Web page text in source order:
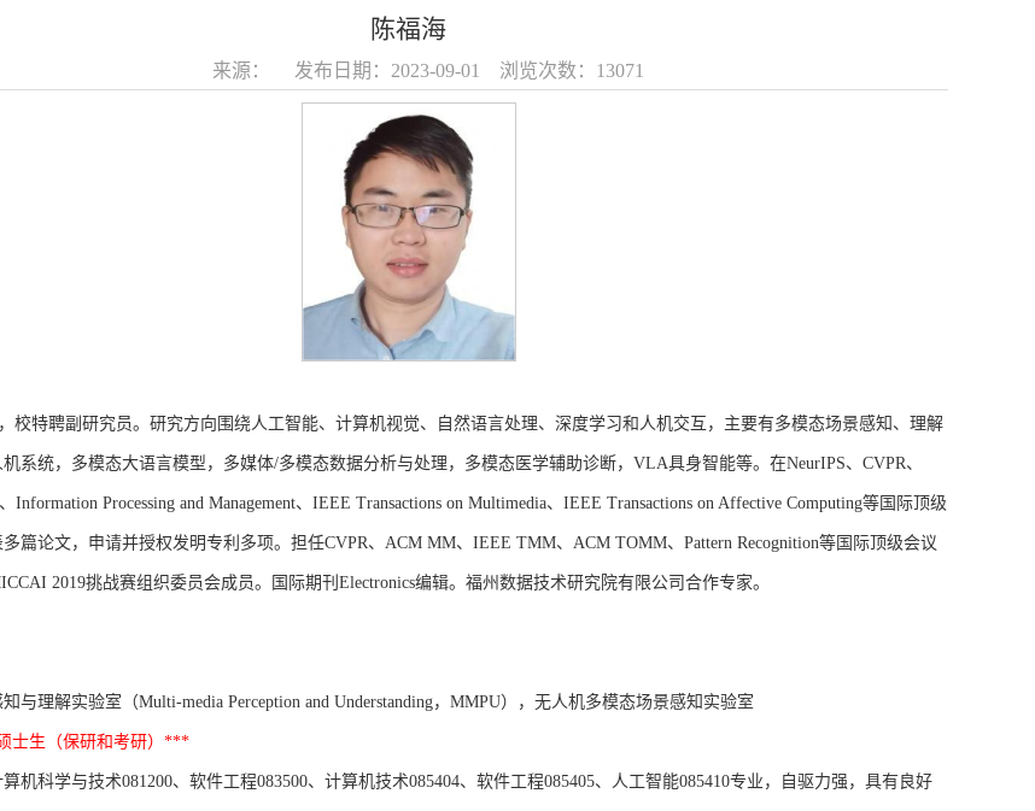
陈福海
来源： 发布日期：2023-09-01 浏览次数： 13071
校特聘副研究员。研究方向 围绕人工智能、计算机视觉、 自然语言处理、深度学习和人机交互，主要有多模态场景感知、理解
系统， 多模态大语言模型 ， 多媒体/多模态数据分析与处理， 多模态医学辅助诊断，VLA具身智能等。在NeurIPS、CVPR、
Processing and Management、IEEE Transactions on Multimedia、IEEE Transactions on Affective Computing等国际顶级
篇论文，申请并授权发明专利多项。担任CVPR、ACM MM、IEEE TMM、ACM TOMM、Pattern Recognition等国际顶级会议
2019挑战赛组织委员会成员。国际期刊Electronics编辑。福州数据技术研究院有限公司合作专家。
与理解实验室（Multi-media Perception and Understanding，MMPU），无人机多模态场景感知实验室
士生（保研和考研）***
科学与技术081200、软件工程083500、计算机技术085404、软件工程085405、人工智能085410专业，自驱力强，具有良好